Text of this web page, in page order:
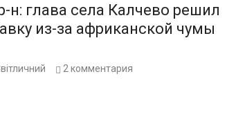
н: глава села Калчево решил
из-за африканской чумы
2 комментария